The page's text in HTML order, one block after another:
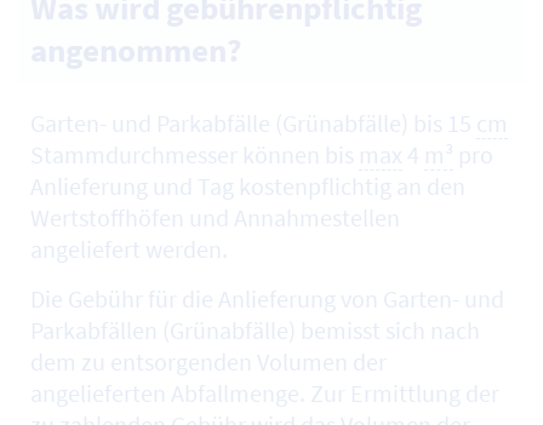
Garten- und Parkabfälle (Grünabfälle) bis 15 cm
Stammdurchmesser können bis max 4 m³ pro
Anlieferung und Tag kostenpflichtig an den
Wertstoffhöfen und Annahmestellen
angeliefert werden.
Die Gebühr für die Anlieferung von Garten- und
Parkabfällen (Grünabfälle) bemisst sich nach
dem zu entsorgenden Volumen der
angelieferten Abfallmenge. Zur Ermittlung der